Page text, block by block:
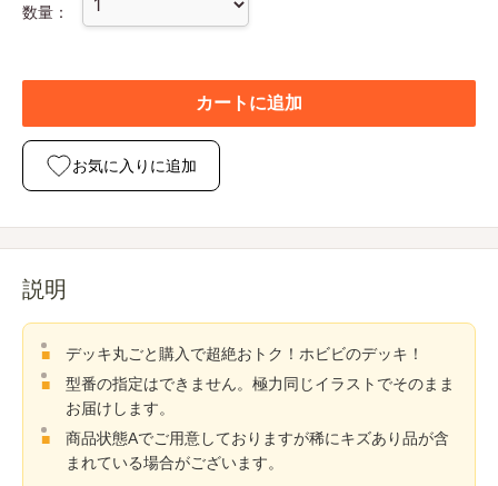
数量：
カートに追加
お気に入りに追加
説明
デッキ丸ごと購入で超絶おトク！ホビビのデッキ！
型番の指定はできません。極力同じイラストでそのまま
お届けします。
商品状態Aでご用意しておりますが稀にキズあり品が含
まれている場合がございます。